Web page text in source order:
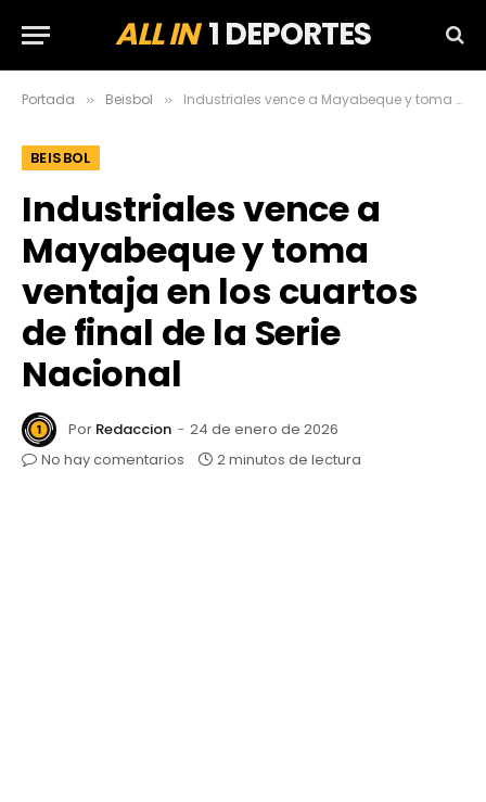
ALL IN1 DEPORTES
Portada » Beisbol » Industriales vence a Mayabeque y toma ventaja en los cuartos de final de la Serie Nacional
BEISBOL
Industriales vence a
Mayabeque y toma
ventaja en los cuartos
de final de la Serie
Nacional
Por Redaccion
24 de enero de 2026
No hay comentarios
2 minutos de lectura